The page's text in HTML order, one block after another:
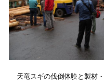
天竜スギの伐倒体験と製材